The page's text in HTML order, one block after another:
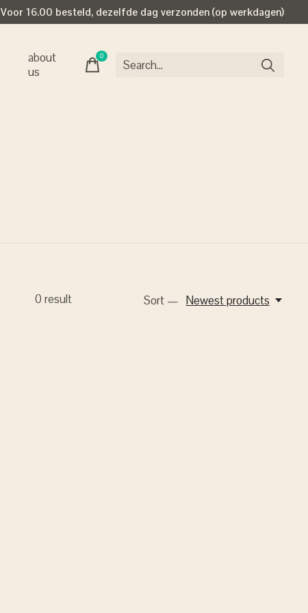
Voor 16.00 besteld, dezelfde dag verzonden (op werkdagen)
about
us
0items
0 result Sort — Newest products